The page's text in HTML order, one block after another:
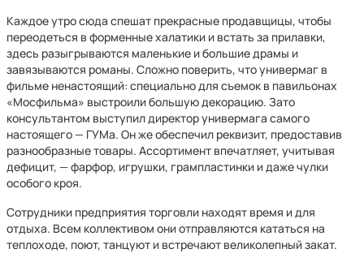
Каждое утро сюда спешат прекрасные продавщицы, чтобы
переодеться в форменные халатики и встать за прилавки,
здесь разыгрываются маленькие и большие драмы и
завязываются романы. Сложно поверить, что универмаг в
фильме ненастоящий: специально для съемок в павильонах
«Мосфильма» выстроили большую декорацию. Зато
консультантом выступил директор универмага самого
настоящего — ГУМа. Он же обеспечил реквизит, предоставив
разнообразные товары. Ассортимент впечатляет, учитывая
дефицит, — фарфор, игрушки, грампластинки и даже чулки
особого кроя.
Сотрудники предприятия торговли находят время и для
отдыха. Всем коллективом они отправляются кататься на
теплоходе, поют, танцуют и встречают великолепный закат.